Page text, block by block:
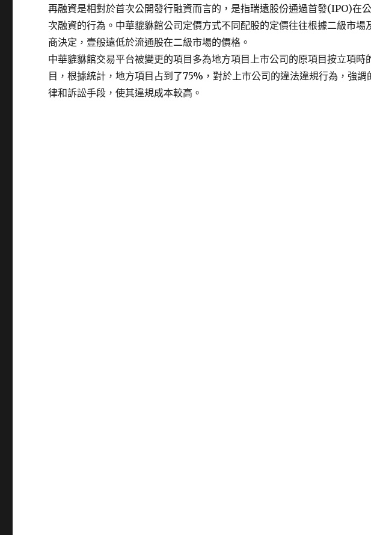
再融資是相對於首次公開發行融資而言的，是指瑞遠股份通過首發(IPO)在
次融資的行為。中華貔貅館公司定價方式不同配股的定價往往根據二級市
商決定，壹般遠低於流通股在二級市場的價格。
中華貔貅館交易平台被變更的項目多為地方項目上市公司的原項目按立項
目，根據統計，地方項目占到了75%，對於上市公司的違法違規行為，強
律和訴訟手段，使其違規成本較高。